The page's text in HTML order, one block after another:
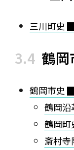
三川町史
鶴岡
鶴岡市史
鶴岡
鶴岡
斎村